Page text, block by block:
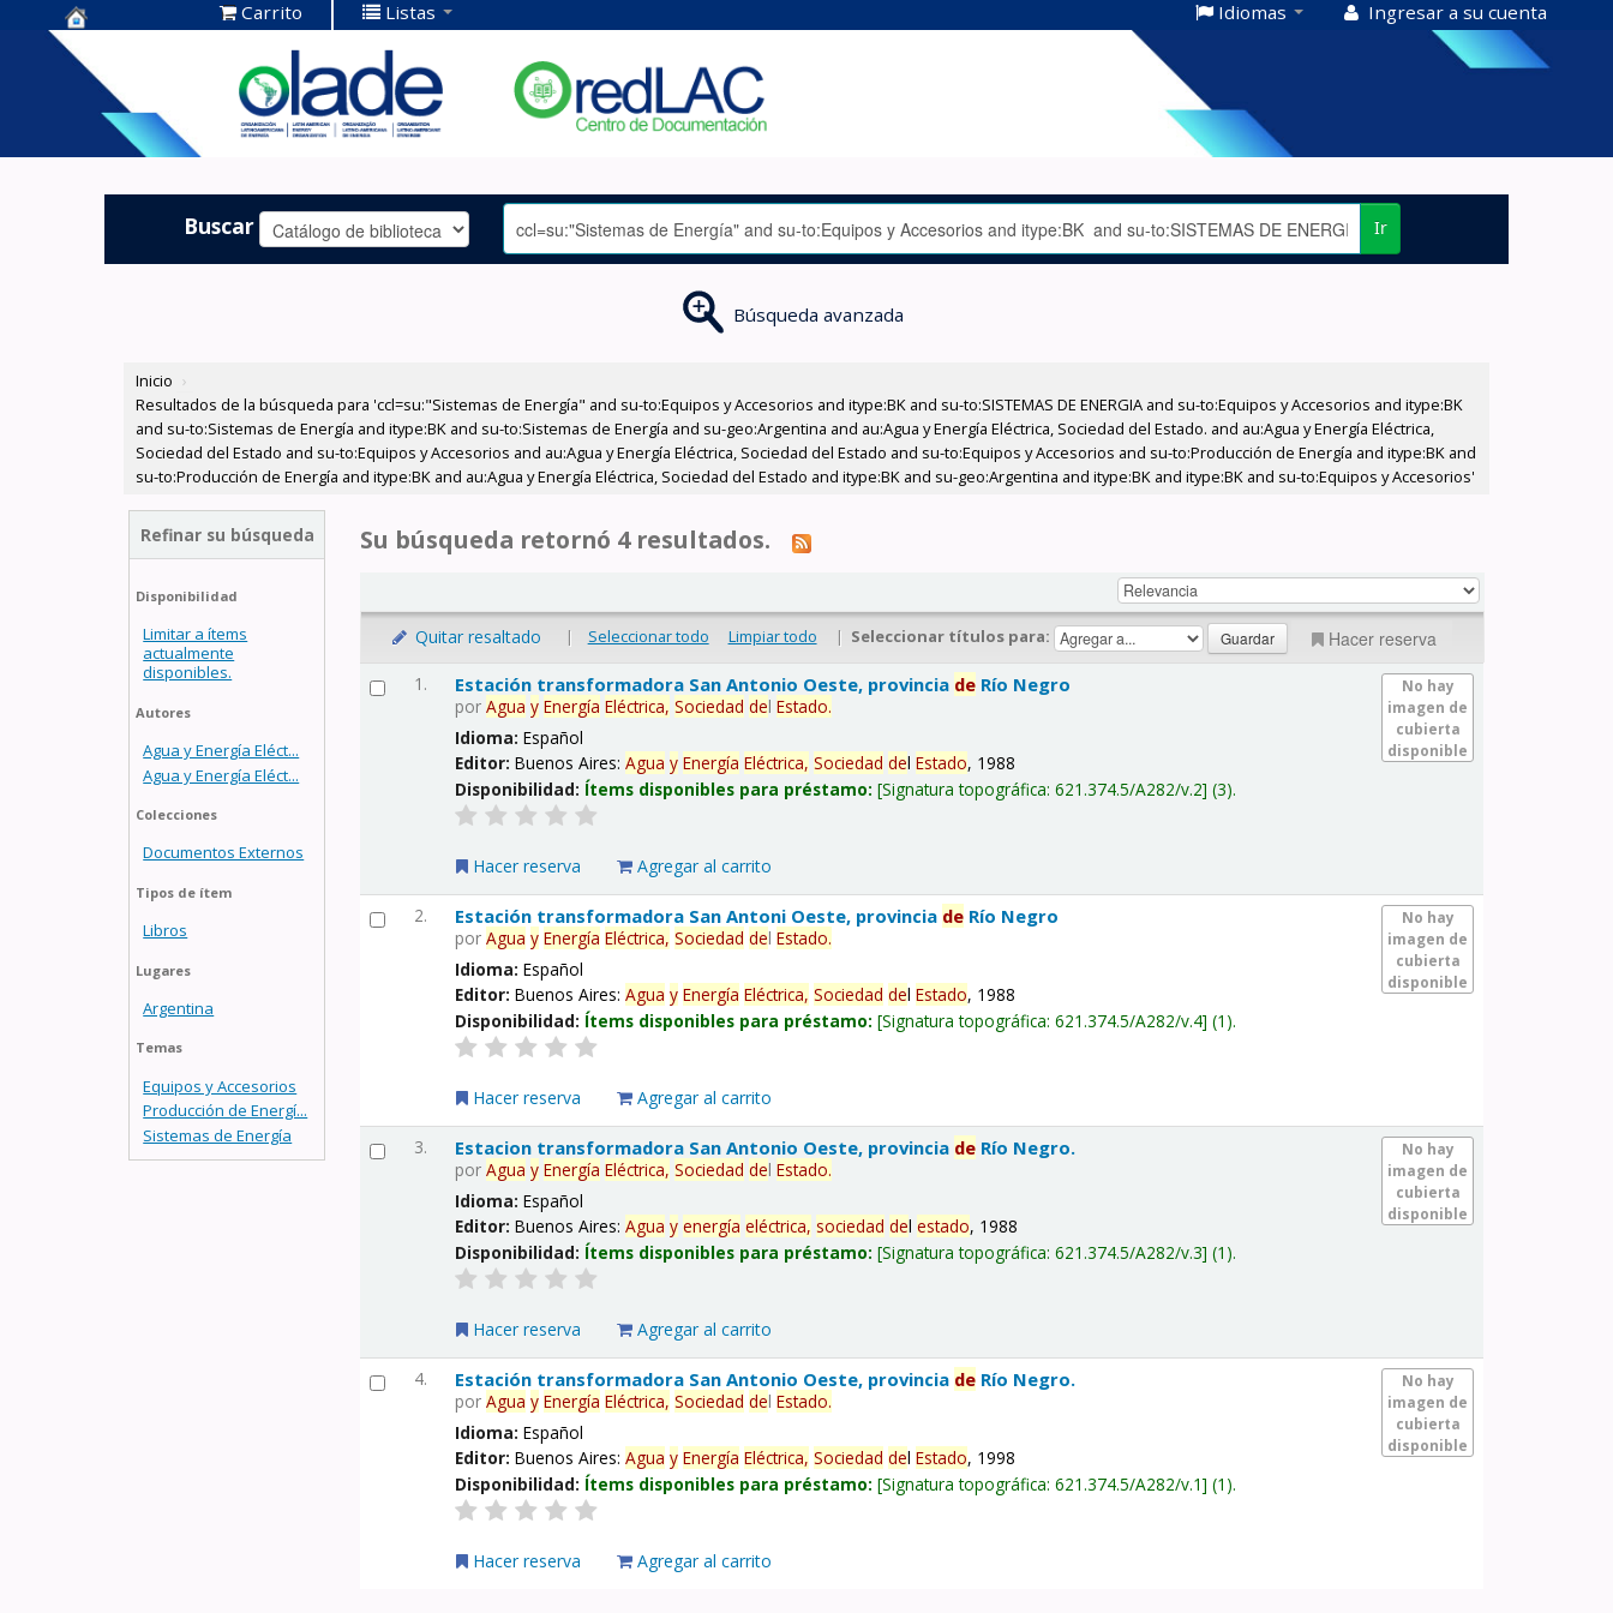
Centro de
Documentación
OLADE -
Carrito Listas Idiomas Ingresar a su cuenta
Buscar Ir
Búsqueda avanzada
Inicio ›
Resultados de la búsqueda para 'ccl=su:"Sistemas de Energía" and su-to:Equipos y Accesorios and itype:BK and su-to:SISTEMAS DE ENERGIA and su-to:Equipos y Accesorios and itype:BK
and su-to:Sistemas de Energía and itype:BK and su-to:Sistemas de Energía and su-geo:Argentina and au:Agua y Energía Eléctrica, Sociedad del Estado. and au:Agua y Energía Eléctrica,
Sociedad del Estado and su-to:Equipos y Accesorios and au:Agua y Energía Eléctrica, Sociedad del Estado and su-to:Equipos y Accesorios and su-to:Producción de Energía and itype:BK and
su-to:Producción de Energía and itype:BK and au:Agua y Energía Eléctrica, Sociedad del Estado and itype:BK and su-geo:Argentina and itype:BK and itype:BK and su-to:Equipos y Accesorios'
Refinar su búsqueda
Disponibilidad
Limitar a ítems
actualmente
disponibles.
Autores
Agua y Energía Eléct...
Agua y Energía Eléct...
Colecciones
Documentos Externos
Tipos de ítem
Libros
Lugares
Argentina
Temas
Equipos y Accesorios
Producción de Energí...
Sistemas de Energía
Su búsqueda retornó 4 resultados.
Quitar resaltado | Seleccionar todo Limpiar todo | Seleccionar títulos para: Hacer reserva
1.
No hay
imagen de
cubierta
disponible
Estación transformadora San Antonio Oeste, provincia de Río Negro
porAgua y Energía Eléctrica, Sociedad delEstado.
Idioma:Español
Editor:Buenos Aires:Agua y Energía Eléctrica, Sociedad delEstado, 1988
Disponibilidad: Ítems disponibles para préstamo: Signatura topográfica:621.374.5/A282/v.2 (3).
Hacer reserva Agregar al carrito
2.
No hay
imagen de
cubierta
disponible
Estación transformadora San Antoni Oeste, provincia de Río Negro
porAgua y Energía Eléctrica, Sociedad delEstado.
Idioma:Español
Editor:Buenos Aires:Agua y Energía Eléctrica, Sociedad delEstado, 1988
Disponibilidad: Ítems disponibles para préstamo: Signatura topográfica:621.374.5/A282/v.4 (1).
Hacer reserva Agregar al carrito
3.
No hay
imagen de
cubierta
disponible
Estacion transformadora San Antonio Oeste, provincia de Río Negro.
porAgua y Energía Eléctrica, Sociedad delEstado.
Idioma:Español
Editor:Buenos Aires:Agua y energía eléctrica, sociedad delestado, 1988
Disponibilidad: Ítems disponibles para préstamo: Signatura topográfica:621.374.5/A282/v.3 (1).
Hacer reserva Agregar al carrito
4.
No hay
imagen de
cubierta
disponible
Estación transformadora San Antonio Oeste, provincia de Río Negro.
porAgua y Energía Eléctrica, Sociedad delEstado.
Idioma:Español
Editor:Buenos Aires:Agua y Energía Eléctrica, Sociedad delEstado, 1998
Disponibilidad: Ítems disponibles para préstamo: Signatura topográfica:621.374.5/A282/v.1 (1).
Hacer reserva Agregar al carrito